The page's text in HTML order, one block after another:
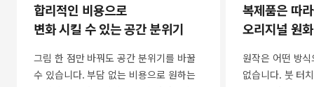
합리적인 비용으로
변화 시킬 수 있는 공간 분위기
그림 한 점만 바꿔도 공간 분위기를 바꿀
수 있습니다. 부담 없는 비용으로 원하는
복제품은 따
오리지널 원
원작은 어떤 방
없습니다. 붓 터